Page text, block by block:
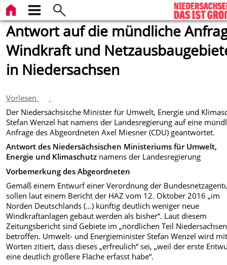
Antwort auf die mündliche
Windkraft und
in Niedersachsen
Vorlesen
Der Niedersächsische Minister für Umwelt, Energie und
Stefan Wenzel hat namens der Landesregierung auf eine
Anfrage des Abgeordneten Axel Miesner (CDU) geantwortet.
Antwort des Niedersächsischen Ministeriums für Umwelt,
Energie und Klimaschutz namens der Landesregierung
Vorbemerkung des Abgeordneten
Gemäß einem Entwurf einer Verordnung der
sollen laut einem Bericht der HAZ vom 12. Oktober 2016 „im
Norden Deutschlands (…) künftig deutlich weniger neue
Windkraftanlagen gebaut werden als bisher“. Laut diesem
Zeitungsbericht sind Gebiete im „nördlichen Teil
betroffen. Umwelt- und Energieminister Stefan Wenzel wird
Worten zitiert, dass dieses „erfreulich“ sei, „weil der erste
eine deutlich größere Fläche erfasst habe“.